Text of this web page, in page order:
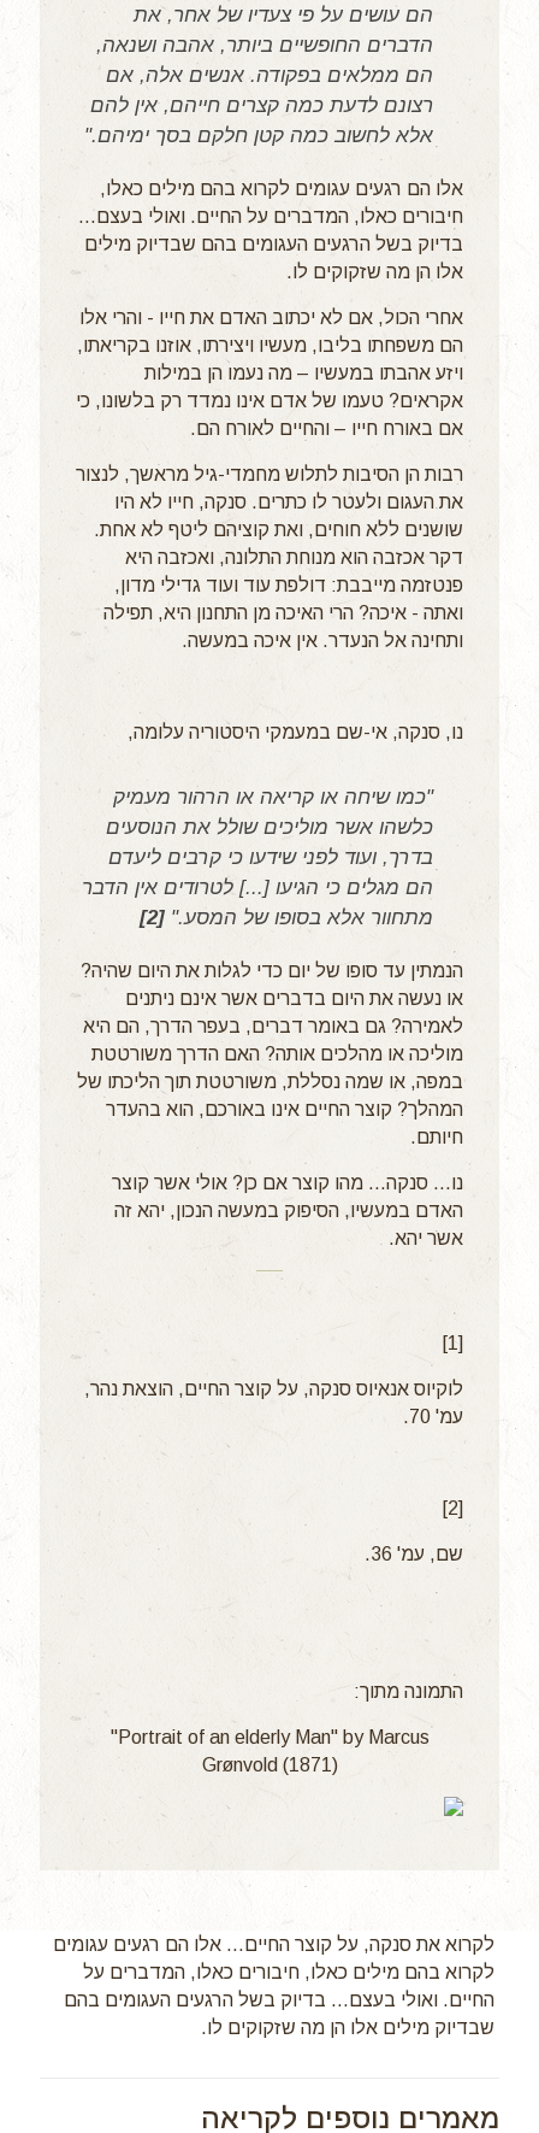
הם עושים על פי צעדיו של אחר, את
הדברים החופשיים ביותר, אהבה ושנאה,
הם ממלאים בפקודה. אנשים אלה, אם
רצונם לדעת כמה קצרים חייהם, אין להם
אלא לחשוב כמה קטן חלקם בסך ימיהם."
אלו הם רגעים עגומים לקרוא בהם מילים כאלו,
חיבורים כאלו, המדברים על החיים. ואולי בעצם...
בדיוק בשל הרגעים העגומים בהם שבדיוק מילים
אלו הן מה שזקוקים לו.
אחרי הכול, אם לא יכתוב האדם את חייו - והרי אלו
הם משפחתו בליבו, מעשיו ויצירתו, אוזנו בקריאתו,
ויזע אהבתו במעשיו – מה נעמו הן במילות
אקראים? טעמו של אדם אינו נמדד רק בלשונו, כי
אם באורח חייו – והחיים לאורח הם.
רבות הן הסיבות לתלוש מחמדי-גיל מראשך, לנצור
את העגום ולעטר לו כתרים. סנקה, חייו לא היו
שושנים ללא חוחים, ואת קוציהם ליטף לא אחת.
דקר אכזבה הוא מנוחת התלונה, ואכזבה היא
פנטזמה מייבבת: דולפת עוד ועוד גדילי מדון,
ואתה - איכה? הרי האיכה מן התחנון היא, תפילה
ותחינה אל הנעדר. אין איכה במעשה.
נו, סנקה, אי-שם במעמקי היסטוריה עלומה,
"כמו שיחה או קריאה או הרהור מעמיק
כלשהו אשר מוליכים שולל את הנוסעים
בדרך, ועוד לפני שידעו כי קרבים ליעדם
הם מגלים כי הגיעו [...] לטרודים אין הדבר
מתחוור אלא בסופו של המסע." [2]
הנמתין עד סופו של יום כדי לגלות את היום שהיה?
או נעשה את היום בדברים אשר אינם ניתנים
לאמירה? גם באומר דברים, בעפר הדרך, הם היא
מוליכה או מהלכים אותה? האם הדרך משורטטת
במפה, או שמה נסללת, משורטטת תוך הליכתו של
המהלך? קוצר החיים אינו באורכם, הוא בהעדר
חיותם.
נו... סנקה... מהו קוצר אם כן? אולי אשר קוצר
האדם במעשיו, הסיפוק במעשה הנכון, יהא זה
אשר יהא.
[1]
לוקיוס אנאיוס סנקה, על קוצר החיים, הוצאת נהר,
עמ' 70.
[2]
שם, עמ' 36.
התמונה מתוך:
"Portrait of an elderly Man" by Marcus
Grønvold (1871)
לקרוא את סנקה, על קוצר החיים… אלו הם רגעים עגומים
לקרוא בהם מילים כאלו, חיבורים כאלו, המדברים על
החיים. ואולי בעצם… בדיוק בשל הרגעים העגומים בהם
שבדיוק מילים אלו הן מה שזקוקים לו.
מאמרים נוספים לקריאה